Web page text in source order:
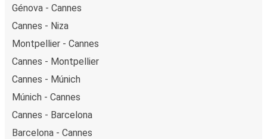
Génova - Cannes
Cannes - Niza
Montpellier - Cannes
Cannes - Montpellier
Cannes - Múnich
Múnich - Cannes
Cannes - Barcelona
Barcelona - Cannes